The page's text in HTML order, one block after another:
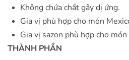
Không chứa chất gây dị ứng.
Gia vị phù hợp cho món
Gia vị sazon phù hợp cho
THÀNH PHẦN